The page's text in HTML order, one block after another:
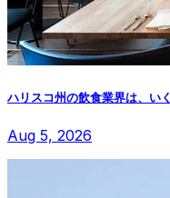
ハリスコ州の飲食業界は、い
Aug 5, 2026